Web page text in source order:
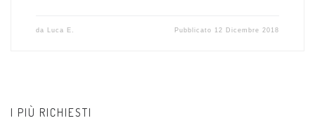
da Luca E. Pubblicato 12 Dicembre 2018
I PIÙ RICHIESTI